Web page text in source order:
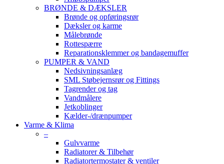
BRØNDE & DÆKSLER
Brønde og opføringsrør
Dæksler og karme
Målebrønde
Rottespærre
Reparationsklemmer og bandagemuffer
PUMPER & VAND
Nedsivningsanlæg
SML Støbejernsrør og Fittings
Tagrender og tag
Vandmålere
Jetkoblinger
Kælder-/drænpumper
Varme & Klima
–
Gulvvarme
Radiatorer & Tilbehør
Radiatortermostater & ventiler